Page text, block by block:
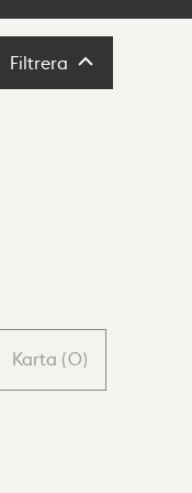
Filtrera Filtrera
Karta (0)